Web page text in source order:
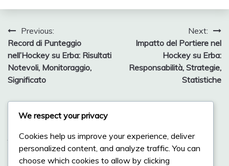
Post
navigation
Previous:
Record di Punteggio
nell’Hockey su Erba: Risultati
Notevoli, Monitoraggio,
Significato
Next:
Impatto del Portiere nel
Hockey su Erba:
Responsabilità, Strategie,
Statistiche
Leave a Reply
Your email address will not be published.
Required fields
are marked
We respect your privacy
Cookies help us improve your experience, deliver
personalized content, and analyze traffic. You can
choose which cookies to allow by clicking